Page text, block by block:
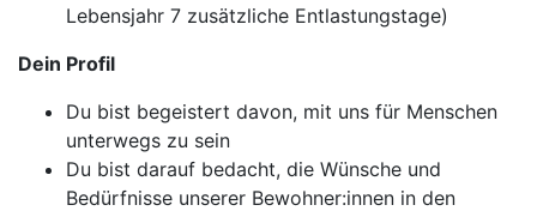
Lebensjahr 7 zusätzliche Entlastungstage)
Dein Profil
Du bist begeistert davon, mit uns für Menschen
unterwegs zu sein
Du bist darauf bedacht, die Wünsche und
Bedürfnisse unserer Bewohner:innen in den